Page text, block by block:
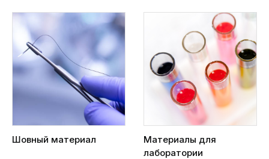
Шовный материал
Материалы для
лаборатории